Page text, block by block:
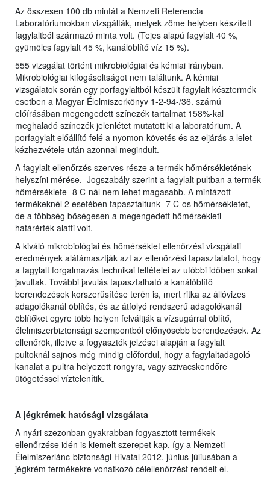
Az összesen 100 db mintát a Nemzeti Referencia
Laboratóriumokban vizsgálták, melyek zöme helyben készített
fagylaltból származó minta volt. (Tejes alapú fagylalt 40 %,
gyümölcs fagylalt 45 %, kanálöblítő víz 15 %).
555 vizsgálat történt mikrobiológiai és kémiai irányban.
Mikrobiológiai kifogásoltságot nem találtunk. A kémiai
vizsgálatok során egy porfagylaltból készült fagylalt késztermék
esetben a Magyar Élelmiszerkönyv 1-2-94-/36. számú
előírásában megengedett színezék tartalmat 158%-kal
meghaladó színezék jelenlétet mutatott ki a laboratórium. A
porfagylalt előállító felé a nyomon-követés és az eljárás a lelet
kézhezvétele után azonnal megindult.
A fagylalt ellenőrzés szerves része a termék hőmérsékletének
helyszíni mérése. Jogszabály szerint a fagylalt pultban a termék
hőmérséklete -8 C-nál nem lehet magasabb. A mintázott
termékeknél 2 esetében tapasztaltunk -7 C-os hőmérsékletet,
de a többség bőségesen a megengedett hőmérsékleti
határérték alatti volt.
A kiváló mikrobiológiai és hőmérséklet ellenőrzési vizsgálati
eredmények alátámasztják azt az ellenőrzési tapasztalatot, hogy
a fagylalt forgalmazás technikai feltételei az utóbbi időben sokat
javultak. További javulás tapasztalható a kanálöblítő
berendezések korszerűsítése terén is, mert ritka az állóvizes
adagolókanál öblítés, és az átfolyó rendszerű adagolókanál
öblítőket egyre több helyen felváltják a vízsugárral öblítő,
élelmiszerbiztonsági szempontból előnyösebb berendezések. Az
ellenőrök, illetve a fogyasztók jelzései alapján a fagylalt
pultoknál sajnos még mindig előfordul, hogy a fagylaltadagoló
kanalat a pultra helyezett rongyra, vagy szivacskendőre
ütögetéssel víztelenítik.
A jégkrémek hatósági vizsgálata
A nyári szezonban gyakrabban fogyasztott termékek
ellenőrzése idén is kiemelt szerepet kap, így a Nemzeti
Élelmiszerlánc-biztonsági Hivatal 2012. június-júliusában a
jégkrém termékekre vonatkozó célellenőrzést rendelt el.